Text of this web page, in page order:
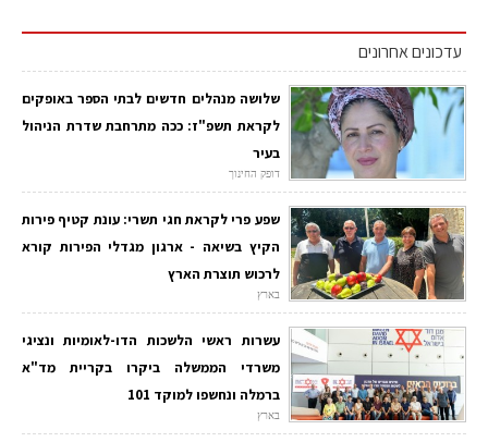
עדכונים אחרונים
שלושה מנהלים חדשים לבתי הספר באופקים
לקראת תשפ"ז: ככה מתרחבת שדרת הניהול
בעיר
דופק החינוך
שפע פרי לקראת חגי תשרי: עונת קטיף פירות
הקיץ בשיאה - ארגון מגדלי הפירות קורא
לרכוש תוצרת הארץ
בארץ
עשרות ראשי הלשכות הדו-לאומיות ונציגי
משרדי הממשלה ביקרו בקריית מד"א
ברמלה ונחשפו למוקד 101
בארץ